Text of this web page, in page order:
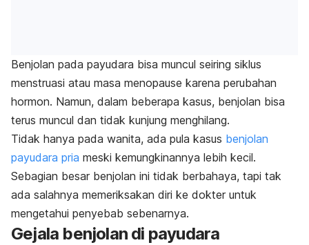
Benjolan pada payudara bisa muncul seiring siklus
menstruasi atau masa menopause karena perubahan
hormon. Namun, dalam beberapa kasus, benjolan bisa
terus muncul dan tidak kunjung menghilang.
Tidak hanya pada wanita, ada pula kasus benjolan
payudara pria meski kemungkinannya lebih kecil.
Sebagian besar benjolan ini tidak berbahaya, tapi tak
ada salahnya memeriksakan diri ke dokter untuk
mengetahui penyebab sebenarnya.
Gejala benjolan di payudara